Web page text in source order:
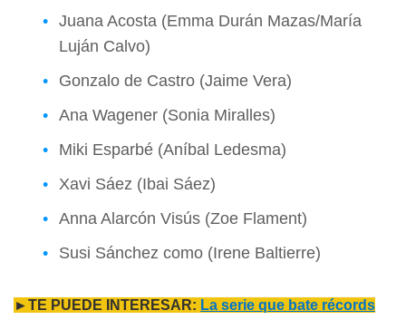
Juana Acosta (Emma Durán Mazas/María
Luján Calvo)
Gonzalo de Castro (Jaime Vera)
Ana Wagener (Sonia Miralles)
Miki Esparbé (Aníbal Ledesma)
Xavi Sáez (Ibai Sáez)
Anna Alarcón Visús (Zoe Flament)
Susi Sánchez como (Irene Baltierre)
►TE PUEDE INTERESAR: La serie que bate récords